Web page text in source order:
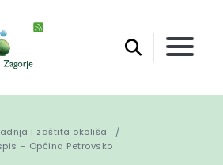
i zaštita okoliša
– Općina Petrovsko